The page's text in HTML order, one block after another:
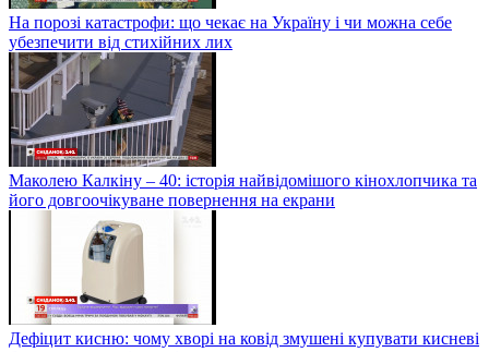
На порозі катастрофи: що чекає на Україну і чи можна себе
убезпечити від стихійних лих
Маколею Калкіну – 40: історія найвідомішого кінохлопчика та
його довгоочікуване повернення на екрани
Дефіцит кисню: чому хворі на ковід змушені купувати кисневі